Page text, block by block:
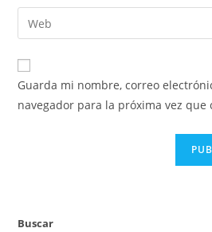
de
usuario
para
comentar
dirección
de
electrónico
para
comentar
Introduce
la
URL
de
Guarda mi nombre, correo
navegador para la próxima vez que
Buscar